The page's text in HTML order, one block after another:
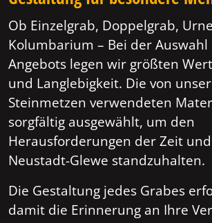
Ob Einzelgrab, Doppelgrab,
Kolumbarium – Bei der Auswahl
Angebots legen wir größten
und Langlebigkeit. Die von
Steinmetzen verwendeten
sorgfältig ausgewählt, um den
Herausforderungen der Zeit
Neustadt-Glewe standzuhalten.
Die Gestaltung jedes Grabes
damit die Erinnerung an Ihre